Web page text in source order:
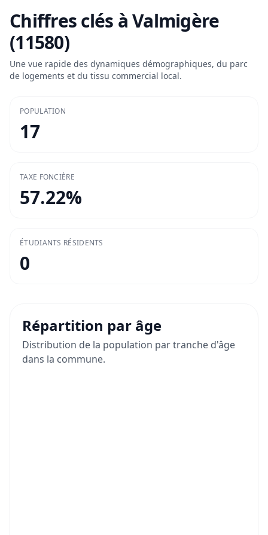
Chiffres clés àValmigère
(11580)
Une vue rapide des dynamiques démographiques, du parc
de logements et du tissu commercial local.
POPULATION
17
TAXE FONCIÈRE
57.22%
ÉTUDIANTS RÉSIDENTS
0
Répartition par âge
Distribution de la population par tranche d'âge
dans la commune.